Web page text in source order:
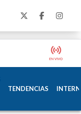
TENDENCIAS